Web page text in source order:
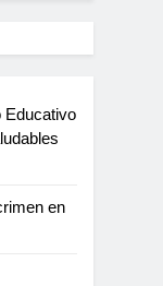
Educativo
en